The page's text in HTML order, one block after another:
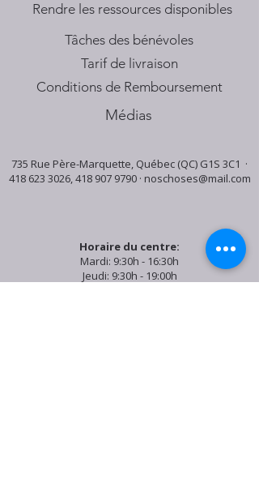
​Rendre les ressources disponibles
Tâches des bénévoles
Tarif de livraison
Conditions de Remboursement
Médias
735 Rue Père-Marquette, Québec (QC) G1S 3C1 ·
418 623 3026,418 907 9790· noschoses@mail.com
Horaire du centre:
Mardi: 9:30h - 16:30h
Jeudi: 9:30h - 19:00h